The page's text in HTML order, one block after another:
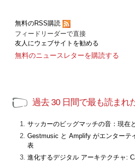
無料のRSS購読
フィードリーダーで直接
友人にウェブサイトを勧める
無料のニュースレターを購読する
過去 30 日間で最も読まれ
サッカーのビッグマッチの音：現在
Gestmusic と Amplify がエンターテ
表
進化するデジタル アーキテクチャ: